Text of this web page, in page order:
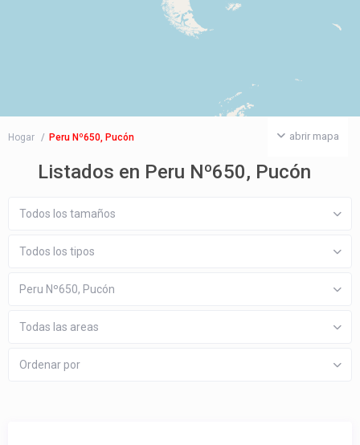
abrir mapa
Hogar Peru Nº650, Pucón
Listados en Peru Nº650, Pucón
Todos los tamaños
Todos los tipos
Peru Nº650, Pucón
Todas las areas
Ordenar por